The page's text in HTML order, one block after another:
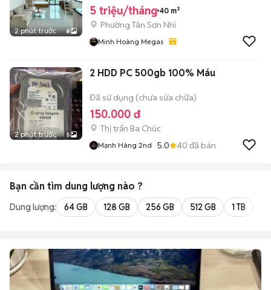
2 phút trước 8
5 triệu/tháng 40 m²
Phường Tân Sơn Nhì
Minh Hoàng Megas
2 phút trước 5
2 HDD PC 500gb 100% Máu
Đã sử dụng (chưa sửa chữa)
150.000 đ
Thị trấn Ba Chúc
Mạnh Hàng 2nd 5.0 40 đã bán
Bạn cần tìm dung lượng nào ?
Dung lượng: 64 GB 128 GB 256 GB 512 GB 1 TB